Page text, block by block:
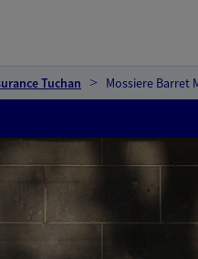
Tuchan Mossiere Barret